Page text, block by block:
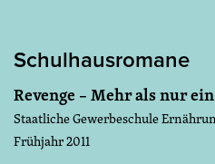
Schulhausromane
Revenge – Mehr als nur
Staatliche Gewerbeschule
Frühjahr 2011